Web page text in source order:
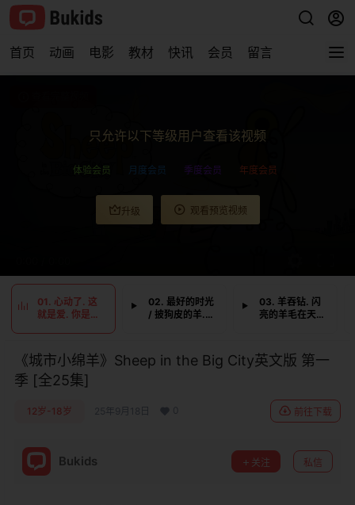
首页 动画 电影 教材 快讯 会员 留言
只允许以下等级用户查看该视频
体验会员 月度会员 季度会员 年度会员
升级 观看预览视频
01. 心动了. 这
就是爱. 你是我
02. 最好的时光
/ 披狗皮的羊.
03. 羊吞钻. 闪
亮的羊毛在天
《城市小绵羊》Sheep in the Big City英文版 第一
季 [全25集]
12岁-18岁 25年9月18日 前往下载
Bukids 关注 私信